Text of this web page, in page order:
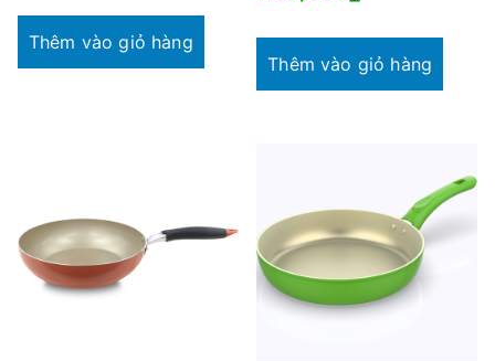
Thêm vào giỏ hàng
Thêm vào giỏ hàng